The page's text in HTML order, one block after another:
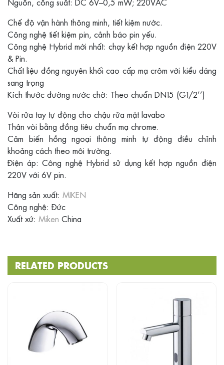
Chế độ vận hành thông minh, tiết kiệm nước.
Công nghệ tiết kiệm pin, cảnh báo pin yếu.
Công nghệ Hybrid mới nhất: chạy kết hợp nguồn điện 220V
& Pin.
Chất liệu đồng nguyên khối cao cấp mạ crôm với kiểu dáng
sang trọng
Kích thước đường nước chờ: Theo chuẩn DN15 (G1/2’’)
Vòi rửa tay tự động cho chậu rửa mặt lavabo
Thân vòi bằng đồng tiêu chuẩn mạ chrome.
Cảm biến hồng ngoại thông minh tự động điều chỉnh
khoảng cách theo môi trường.
Điện áp: Công nghệ Hybrid sử dụng kết hợp nguồn điện
220V với 6V pin.
Hãng sản xuất: MIKEN
Công nghệ: Đức
Xuất xứ: Miken China
RELATED PRODUCTS